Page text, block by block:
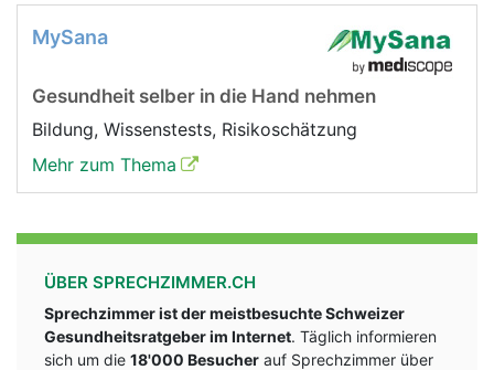
MySana
Gesundheit selber in die Hand nehmen
Bildung, Wissenstests, Risikoschätzung
Mehr zum Thema
ÜBER SPRECHZIMMER.CH
Sprechzimmer ist der meistbesuchte Schweizer
Gesundheitsratgeber im Internet. Täglich informieren
sich um die 18'000 Besucher auf Sprechzimmer über